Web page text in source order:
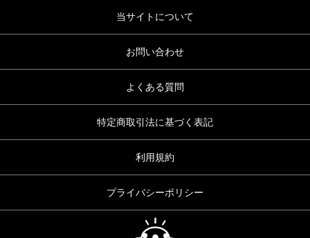
当サイトについて
お問い合わせ
よくある質問
特定商取引法に基づく表記
利用規約
プライバシーポリシー